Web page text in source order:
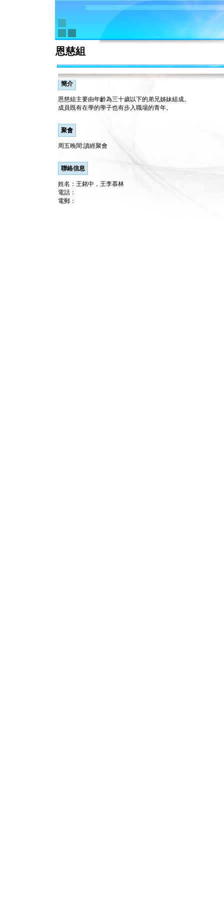
恩慈組
簡介
恩慈組主要由年齡為三十歲以下的弟兄姊妹組成。
成員既有在學的學子也有步入職場的青年。
聚會
周五晚間:讀經聚會
聯絡信息
姓名：王銘中，王李慕林
電話：
電郵：